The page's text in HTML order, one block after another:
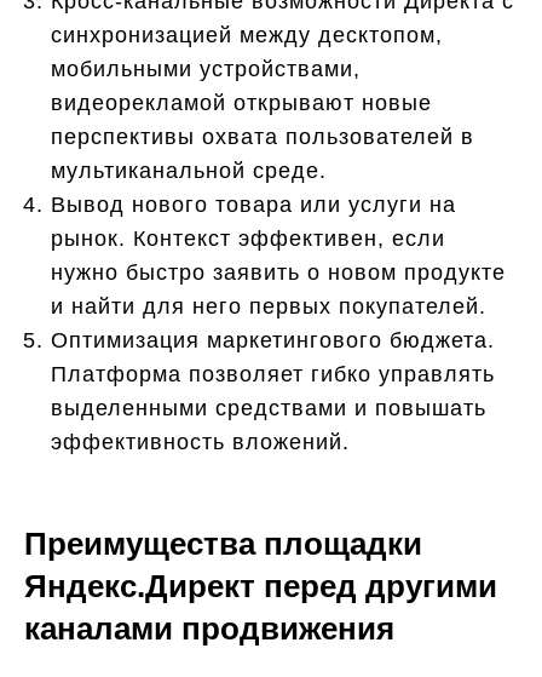
синхронизацией между десктопом,
мобильными устройствами,
видеорекламой открывают новые
перспективы охвата пользователей в
мультиканальной среде.
Вывод нового товара или услуги на
рынок. Контекст эффективен, если
нужно быстро заявить о новом продукте
и найти для него первых покупателей.
Оптимизация маркетингового бюджета.
Платформа позволяет гибко управлять
выделенными средствами и повышать
эффективность вложений.
Преимущества площадки
Яндекс.Директ перед другими
каналами продвижения